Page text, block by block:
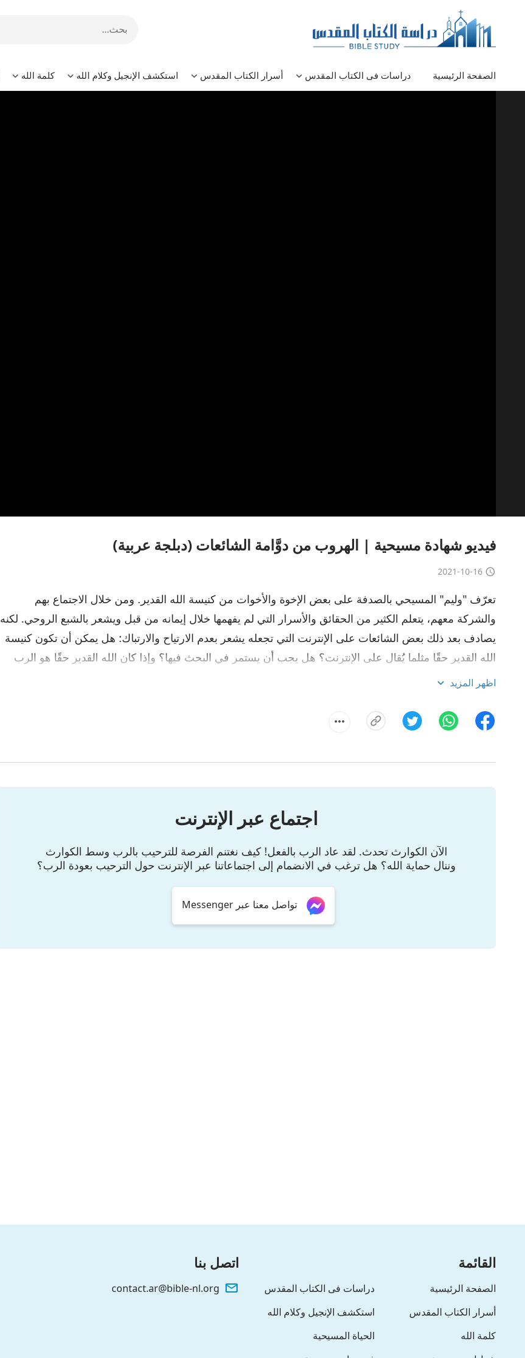
الصفحة الرئيسية دراسات فى الكتاب المقدس أسرار الكتاب المقدس استكشف الإنجيل وكلام الله كلمة الله
فيديو شهادة مسيحية | الهروب من دوَّامة الشائعات (دبلجة عربية)
2021-10-16
تعرّف "وليم" المسيحي بالصدفة على بعض الإخوة والأخوات من كنيسة الله القدير. ومن خلال الاجتماع بهم
والشركة معهم، يتعلم الكثير من الحقائق والأسرار التي لم يفهمها خلال إيمانه من قبل ويشعر بالشبع الروحي. لكنه
يصادف بعد ذلك بعض الشائعات على الإنترنت التي تجعله يشعر بعدم الارتياح والارتباك: هل يمكن أن تكون كنيسة
الله القدير حقًا مثلما يُقال على الإنترنت؟ هل يجب أن يستمر في البحث فيها؟ وإذا كان الله القدير حقًا هو الرب
العائد، ألن يفقد فرصته في الترحيب بالرب إذا لم يتحر عنها؟ بتوجيه عجيب من الله، يقرر التخلي عن مفاهيمه
بعض التمييز تجاه الأكاذيب، ويصبح على يقين من أن الله القدير هو الرب يسوع العائد، ثم يقبل بفرح عمل الله
القدير في الأيام الأخيرة.
اظهر المزيد
اجتماع عبر الإنترنت
الآن الكوارث تحدث. لقد عاد الرب بالفعل! كيف نغتنم الفرصة للترحيب بالرب وسط الكوارث
وننال حماية الله؟ هل ترغب في الانضمام إلى اجتماعاتنا عبر الإنترنت حول الترحيب بعودة الرب؟
تواصل معنا عبر Messenger
القائمة
الصفحة الرئيسية
دراسات فى الكتاب المقدس
أسرار الكتاب المقدس
استكشف الإنجيل وكلام الله
كلمة الله
الحياة المسيحية
اتصل بنا
contact.ar@bible-nl.org